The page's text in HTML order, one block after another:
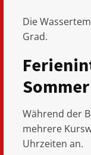
Die
Grad.
Während der
mehrere
Uhrzeiten an.